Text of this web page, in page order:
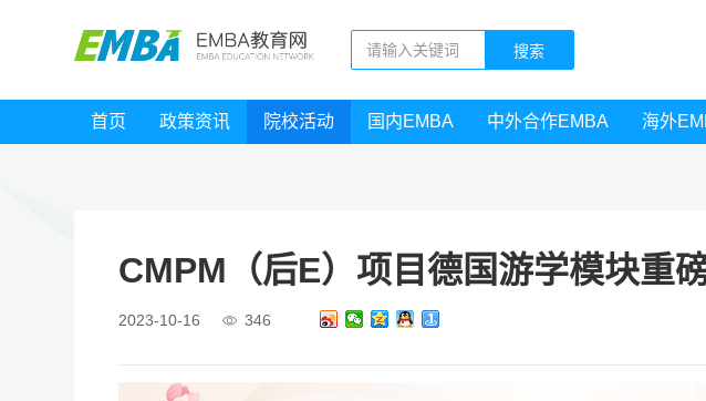
首页 政策资讯 院校活动 国内EMBA 中外合作EMBA 海外
CMPM（后E）项目德国游学模块重
2023-10-16 346